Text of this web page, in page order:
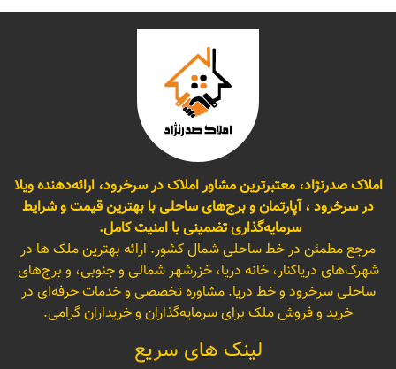
املاک صدرنژاد، معتبرترین مشاور املاک در سرخرود، ارائه‌دهنده ویلا
در سرخرود ، آپارتمان و برج‌های ساحلی با بهترین قیمت و شرایط
سرمایه‌گذاری تضمینی با امنیت کامل.
مرجع مطمئن در خط ساحلی شمال کشور. ارائه بهترین ملک ها در
شهرک‌های دریاکنار، خانه دریا، خزرشهر شمالی و جنوبی، و برج‌های
ساحلی سرخرود و خط دریا. مشاوره تخصصی و خدمات حرفه‌ای در
خرید و فروش ملک برای سرمایه‌گذاران و خریداران گرامی.
لینک های سریع